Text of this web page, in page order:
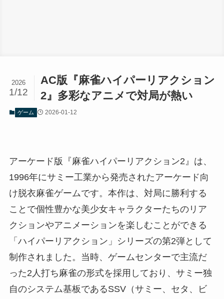
AC版『麻雀ハイパーリアクション
2』多彩なアニメで対局が熱い
2026
1/12
ゲーム 2026-01-12
アーケード版『麻雀ハイパーリアクション2』は、
1996年にサミー工業から発売されたアーケード向
け脱衣麻雀ゲームです。本作は、対局に勝利する
ことで個性豊かな美少女キャラクターたちのリア
クションやアニメーションを楽しむことができる
「ハイパーリアクション」シリーズの第2弾として
制作されました。当時、ゲームセンターで主流だ
った2人打ち麻雀の形式を採用しており、サミー独
自のシステム基板であるSSV（サミー、セタ、ビ